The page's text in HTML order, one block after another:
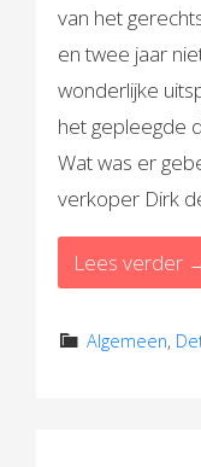
van het
en twee jaar
wonderlijke
het gepleegde
Wat was er
verkoper Dirk
Lees verder
Algemeen,